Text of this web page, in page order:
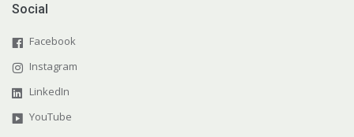
Social
Facebook
Instagram
LinkedIn
YouTube